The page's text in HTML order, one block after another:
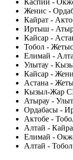
Каспий -
Женис -
Кайрат -
Иртыш -
Кайсар -
Тобол -
Елимай -
Улытау -
Кайсар -
Астана -
Кызыл-Жар
Атырау -
Ордабасы -
Актобе -
Алтай -
Елимай -
Алтай - Тобол